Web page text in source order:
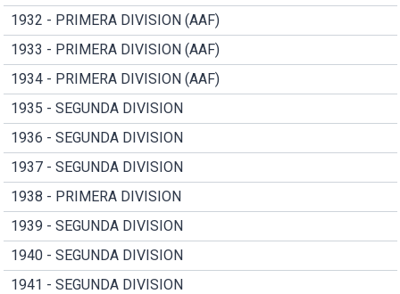
1932 - PRIMERA DIVISION (AAF)
1933 - PRIMERA DIVISION (AAF)
1934 - PRIMERA DIVISION (AAF)
1935 - SEGUNDA DIVISION
1936 - SEGUNDA DIVISION
1937 - SEGUNDA DIVISION
1938 - PRIMERA DIVISION
1939 - SEGUNDA DIVISION
1940 - SEGUNDA DIVISION
1941 - SEGUNDA DIVISION